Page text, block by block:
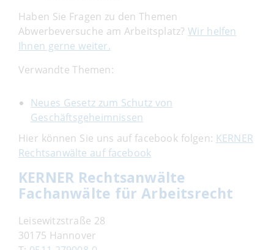
Haben Sie Fragen zu den Themen
Abwerbeversuche am Arbeitsplatz?Wir helfen
Ihnen gerne weiter.
Verwandte Themen:
Neues Gesetz zum Schutz von
Geschäftsgeheimnissen
Hier können Sie uns auf facebook folgen: KERNER
Rechtsanwälte auf facebook
KERNER Rechtsanwälte
Fachanwälte für Arbeitsrecht
Leisewitzstraße 28
30175 Hannover